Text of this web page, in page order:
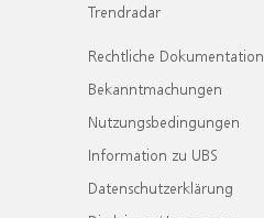
Trendradar
Rechtliche Dokumentation
Bekanntmachungen
Nutzungsbedingungen
Information zu UBS
Datenschutzerklärung